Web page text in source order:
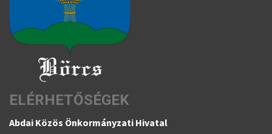
ELÉRHETŐSÉGEK
Abdai Közös Önkormányzati Hivatal